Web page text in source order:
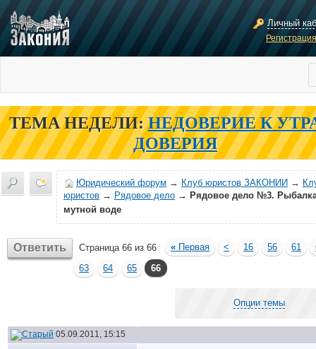
Личный
ТЕМА НЕДЕЛИ: НЕДОВЕРИЕ К
ДОВЕРИЯ
Юридический форум → Клуб юристов ЗАКОНИИ →
юристов → Рядовое дело → Рядовое дело №3.
мутной воде
Ответить Страница 66 из 66 « Первая < 16 56 61
63
64 65 66
Опции темы
05.09.2011, 15:15